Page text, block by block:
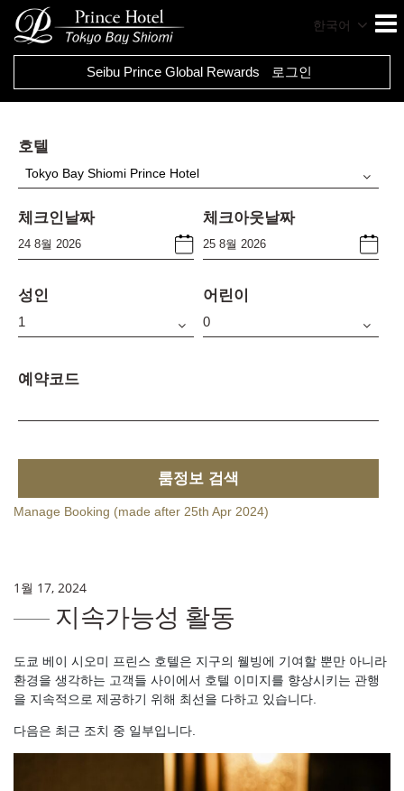
한국어
Seibu Prince Global Rewards 로그인
호텔
Tokyo Bay Shiomi Prince Hotel
체크인날짜 체크아웃날짜
성인 어린이
예약코드
룸정보 검색
Manage Booking (made after 25th Apr 2024)
1월 17, 2024
지속가능성 활동
도쿄 베이 시오미 프린스 호텔은 지구의 웰빙에 기여할 뿐만 아니라
환경을 생각하는 고객들 사이에서 호텔 이미지를 향상시키는 관행
을 지속적으로 제공하기 위해 최선을 다하고 있습니다.
다음은 최근 조치 중 일부입니다.